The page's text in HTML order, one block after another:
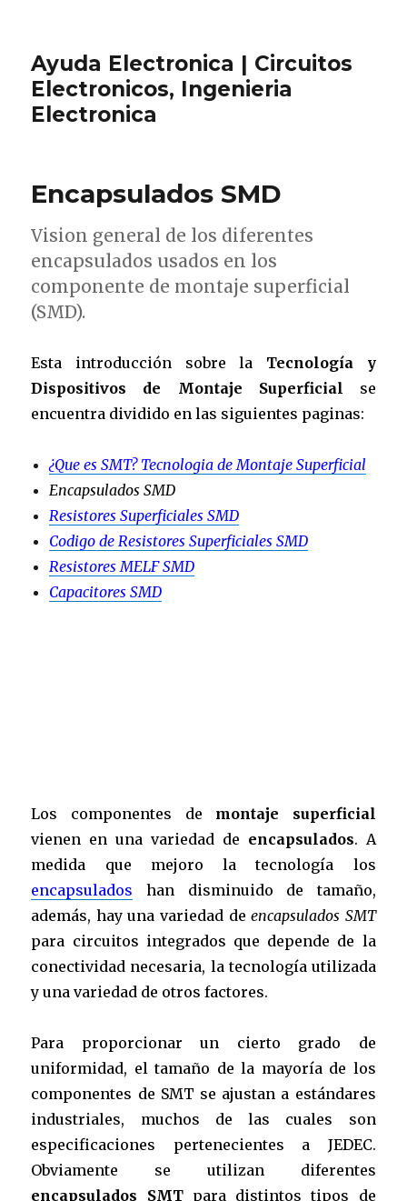
Ayuda Electronica | Circuitos
Electronicos, Ingenieria
Electronica
Encapsulados SMD
Vision general de los diferentes
encapsulados usados en los
componente de montaje superficial
(SMD).
Esta introducción sobre la Tecnología y
Dispositivos de Montaje Superficial se
encuentra dividido en las siguientes paginas:
¿Que es SMT? Tecnologia de Montaje Superficial
Encapsulados SMD
Resistores Superficiales SMD
Codigo de Resistores Superficiales SMD
Resistores MELF SMD
Capacitores SMD
Los componentes de montaje superficial
vienen en una variedad de encapsulados. A
medida que mejoro la tecnología los
encapsulados han disminuido de tamaño,
además, hay una variedad deencapsulados SMT
para circuitos integrados que depende de la
conectividad necesaria, la tecnología utilizada
y una variedad de otros factores.
Para proporcionar un cierto grado de
uniformidad, el tamaño de la mayoría de los
componentes de SMT se ajustan a estándares
industriales, muchos de las cuales son
especificaciones pertenecientes a
JEDEC.
Obviamente se utilizan diferentes
encapsulados SMTpara distintos tipos de